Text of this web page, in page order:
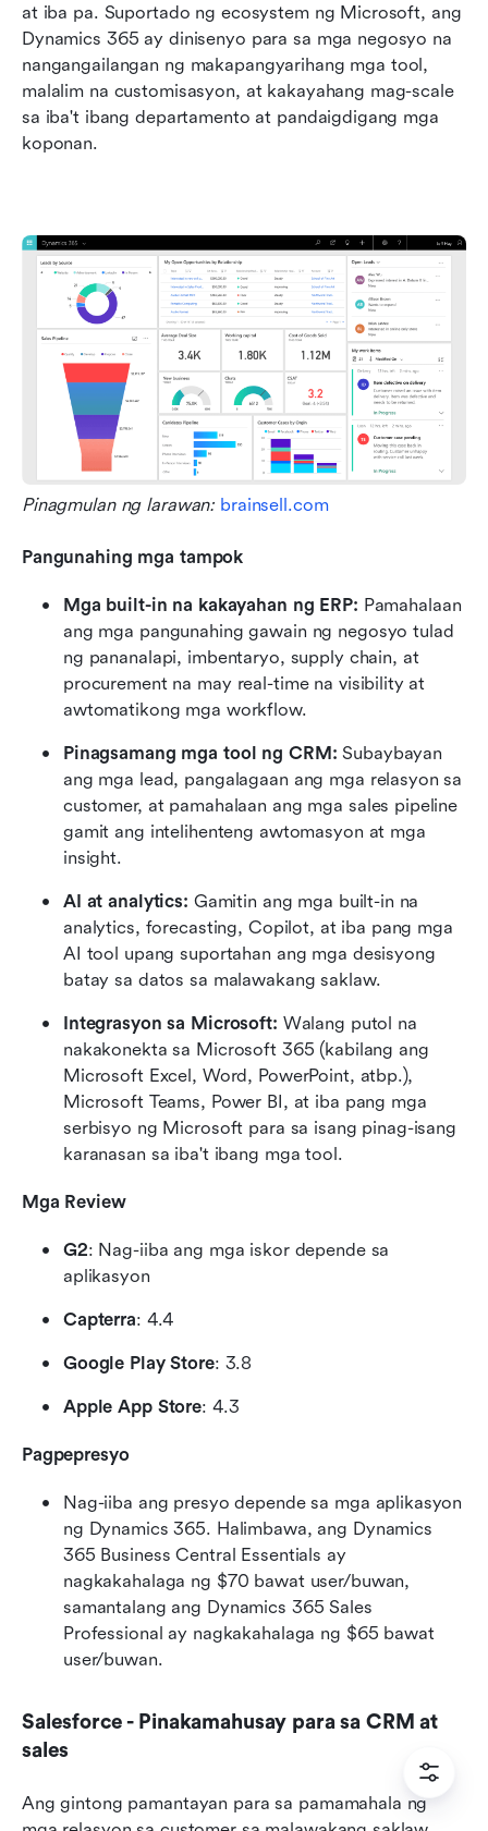
at iba pa. Suportado ng ecosystem ng Microsoft, ang
Dynamics 365 ay dinisenyo para sa mga negosyo na
nangangailangan ng makapangyarihang mga tool,
malalim na customisasyon, at kakayahang mag-scale
sa iba't ibang departamento at pandaigdigang mga
koponan.
Pinagmulan ng larawan: brainsell.com
Pangunahing mga tampok
Mga built-in na kakayahan ng ERP: Pamahalaan
ang mga pangunahing gawain ng negosyo tulad
ng pananalapi, imbentaryo, supply chain, at
procurement na may real-time na visibility at
awtomatikong mga workflow.
Pinagsamang mga tool ng CRM: Subaybayan
ang mga lead, pangalagaan ang mga relasyon sa
customer, at pamahalaan ang mga sales pipeline
gamit ang intelihenteng awtomasyon at mga
insight.
AI at analytics: Gamitin ang mga built-in na
analytics, forecasting, Copilot, at iba pang mga
AI tool upang suportahan ang mga desisyong
batay sa datos sa malawakang saklaw.
Integrasyon sa Microsoft: Walang putol na
nakakonekta sa Microsoft 365 (kabilang ang
Microsoft Excel, Word, PowerPoint, atbp.),
Microsoft Teams, Power BI, at iba pang mga
serbisyo ng Microsoft para sa isang pinag-isang
karanasan sa iba't ibang mga tool.
Mga Review
G2: Nag-iiba ang mga iskor depende sa
aplikasyon
Capterra: 4.4
Google Play Store: 3.8
Apple App Store: 4.3
Pagpepresyo
Nag-iiba ang presyo depende sa mga aplikasyon
ng Dynamics 365. Halimbawa, ang Dynamics
365 Business Central Essentials ay
nagkakahalaga ng $70 bawat user/buwan,
samantalang ang Dynamics 365 Sales
Professional ay nagkakahalaga ng $65 bawat
user/buwan.
Salesforce - Pinakamahusay para sa CRM at
sales
Ang gintong pamantayan para sa pamamahala ng